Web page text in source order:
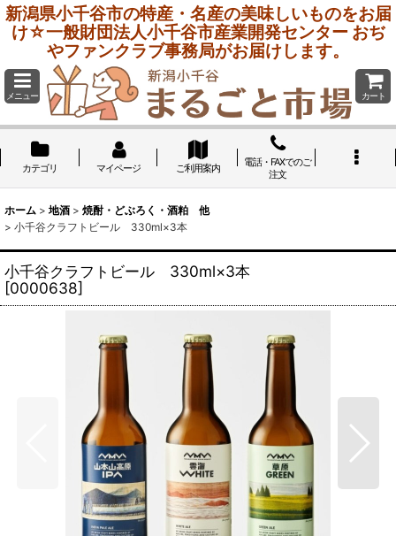
新潟県小千谷市の特産・名産の美味しいものをお届
け☆一般財団法人小千谷市産業開発センター おぢ
やファンクラブ事務局がお届けします。
メニュー カート
カテゴリ マイページ ご利用案内
電話・FAXでのご
注文
ホーム > 地酒 > 焼酎・どぶろく・酒粕 他
> 小千谷クラフトビール 330ml×3本
小千谷クラフトビール 330ml×3本
[0000638]